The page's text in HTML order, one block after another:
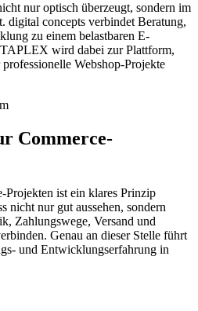
nur optisch überzeugt, sondern im
digital concepts verbindet Beratung,
zu einem belastbaren E-
wird dabei zur Plattform,
Webshop-Projekte
Commerce-
Projekten ist ein klares Prinzip
nicht nur gut aussehen, sondern
Zahlungswege, Versand und
Genau an dieser Stelle führt
und Entwicklungserfahrung in